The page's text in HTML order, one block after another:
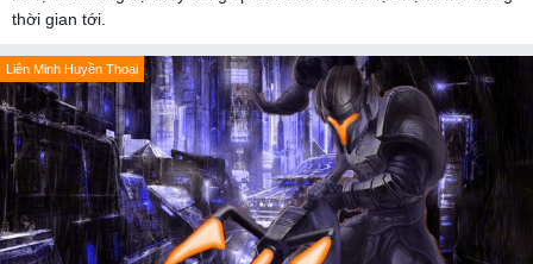
thời gian tới.
Liên Minh Huyền Thoại